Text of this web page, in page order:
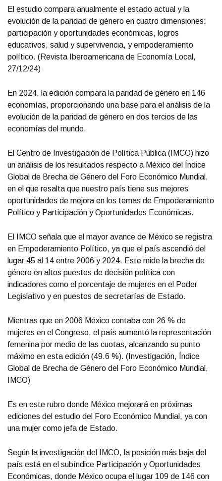
El estudio compara anualmente el estado actual y la
evolución de la paridad de género en cuatro dimensiones:
participación y oportunidades económicas, logros
educativos, salud y supervivencia, y empoderamiento
político. (Revista Iberoamericana de Economía Local,
27/12/24)
En 2024, la edición compara la paridad de género en 146
economías, proporcionando una base para el análisis de la
evolución de la paridad de género en dos tercios de las
economías del mundo.
El Centro de Investigación de Política Pública (IMCO) hizo
un análisis de los resultados respecto a México del Índice
Global de Brecha de Género del Foro Económico Mundial,
en el que resalta que nuestro país tiene sus mejores
oportunidades de mejora en los temas de Empoderamiento
Político y Participación y Oportunidades Económicas.
El IMCO señala que el mayor avance de México se registra
en Empoderamiento Político, ya que el país ascendió del
lugar 45 al 14 entre 2006 y 2024. Este mide la brecha de
género en altos puestos de decisión política con
indicadores como el porcentaje de mujeres en el Poder
Legislativo y en puestos de secretarías de Estado.
Mientras que en 2006 México contaba con 26 % de
mujeres en el Congreso, el país aumentó la representación
femenina por medio de las cuotas, alcanzando su punto
máximo en esta edición (49.6 %). (Investigación, Índice
Global de Brecha de Género del Foro Económico Mundial,
IMCO)
Es en este rubro donde México mejorará en próximas
ediciones del estudio del Foro Económico Mundial, ya con
una mujer como jefa de Estado.
Según la investigación del IMCO, la posición más baja del
país está en el subíndice Participación y Oportunidades
Económicas, donde México ocupa el lugar 109 de 146 con